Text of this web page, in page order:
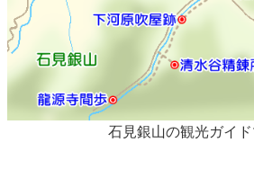
石見銀山の観光ガイ